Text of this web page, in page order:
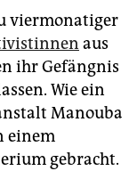
viermonatiger
aus
ihr Gefängnis
Wie ein
Manouba
einem
gebracht.